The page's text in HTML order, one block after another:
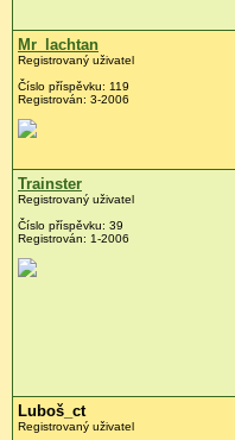
Mr_lachtan
Registrovaný uživatel
Číslo příspěvku: 119
Registrován: 3-2006
Trainster
Registrovaný uživatel
Číslo příspěvku: 39
Registrován: 1-2006
Luboš_ct
Registrovaný uživatel